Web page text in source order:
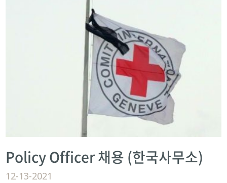
Policy Officer 채용 (한국사무소)
12-13-2021